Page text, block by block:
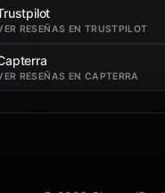
RESEÑAS EN TRUSTPILOT
en una pestaña nueva.
RESEÑAS EN CAPTERRA
en una pestaña nueva.